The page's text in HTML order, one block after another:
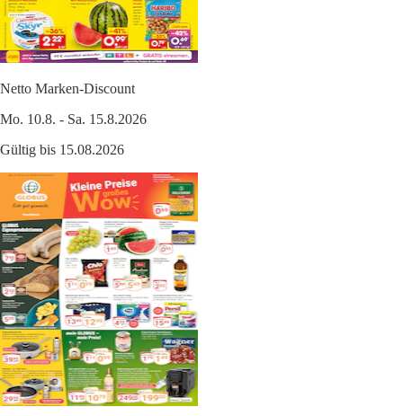
Netto Marken-Discount
Mo. 10.8. - Sa. 15.8.2026
Gültig bis 15.08.2026